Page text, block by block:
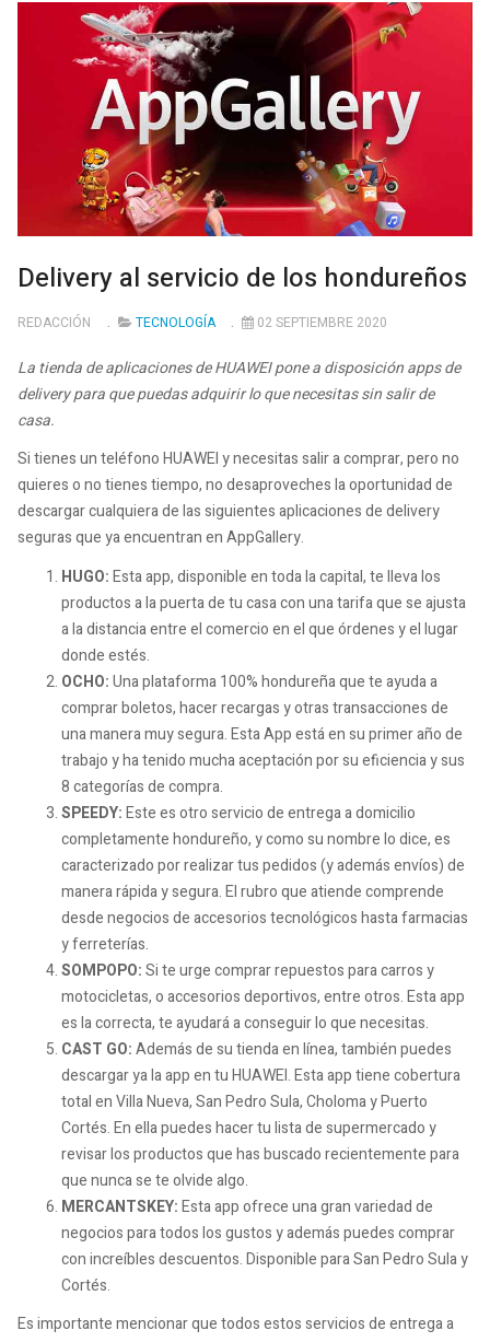
Delivery al servicio de los hondureños
REDACCIÓN TECNOLOGÍA 02 SEPTIEMBRE 2020
La tienda de aplicaciones de HUAWEI pone a disposición apps de
delivery para que puedas adquirir lo que necesitas sin salir de
casa.
Si tienes un teléfono HUAWEI y necesitas salir a comprar, pero no
quieres o no tienes tiempo, no desaproveches la oportunidad de
descargar cualquiera de las siguientes aplicaciones de delivery
seguras que ya encuentran en AppGallery.
HUGO:Esta app, disponible en toda la capital, te lleva los
productos a la puerta de tu casa con una tarifa que se ajusta
a la distancia entre el comercio en el que órdenes y el lugar
donde estés.
OCHO:Una plataforma 100% hondureña que te ayuda a
comprar boletos, hacer recargas y otras transacciones de
una manera muy segura. Esta App está en su primer año de
trabajo y ha tenido mucha aceptación por su eficiencia y sus
8 categorías de compra.
SPEEDY:Este es otro servicio de entrega a domicilio
completamente hondureño, y como su nombre lo dice, es
caracterizado por realizar tus pedidos (y además envíos) de
manera rápida y segura. El rubro que atiende comprende
desde negocios de accesorios tecnológicos hasta farmacias
y ferreterías.
SOMPOPO:Si te urge comprar repuestos para carros y
motocicletas, o accesorios deportivos, entre otros. Esta app
es la correcta, te ayudará a conseguir lo que necesitas.
CAST GO:Además de su tienda en línea, también puedes
descargar ya la app en tu HUAWEI. Esta app tiene cobertura
total en Villa Nueva, San Pedro Sula, Choloma y Puerto
Cortés. En ella puedes hacer tu lista de supermercado y
revisar los productos que has buscado recientemente para
que nunca se te olvide algo.
MERCANTSKEY:Esta app ofrece una gran variedad de
negocios para todos los gustos y además puedes comprar
con increíbles descuentos. Disponible para San Pedro Sula y
Cortés.
Es importante mencionar que todos estos servicios de entrega a